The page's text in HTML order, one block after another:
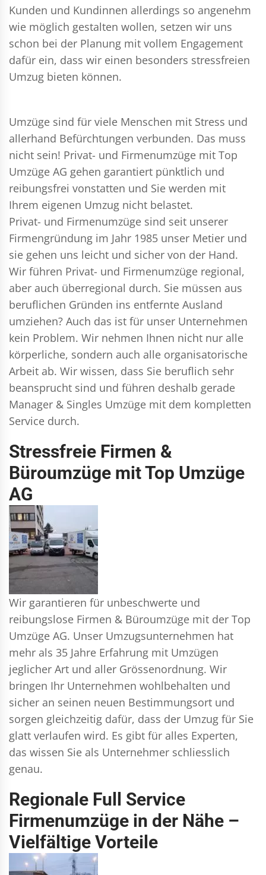
Kunden und Kundinnen allerdings so angenehm
wie möglich gestalten wollen, setzen wir uns
schon bei der Planung mit vollem Engagement
dafür ein, dass wir einen besonders stressfreien
Umzug bieten können.
Umzüge sind für viele Menschen mit Stress und
allerhand Befürchtungen verbunden. Das muss
nicht sein! Privat- und Firmenumzüge mit Top
Umzüge AG gehen garantiert pünktlich und
reibungsfrei vonstatten und Sie werden mit
Ihrem eigenen Umzug nicht belastet.
Privat- und Firmenumzüge sind seit unserer
Firmengründung im Jahr 1985 unser Metier und
sie gehen uns leicht und sicher von der Hand.
Wir führen Privat- und Firmenumzüge regional,
aber auch überregional durch. Sie müssen aus
beruflichen Gründen ins entfernte Ausland
umziehen? Auch das ist für unser Unternehmen
kein Problem. Wir nehmen Ihnen nicht nur alle
körperliche, sondern auch alle organisatorische
Arbeit ab. Wir wissen, dass Sie beruflich sehr
beansprucht sind und führen deshalb gerade
Manager & Singles Umzüge mit dem kompletten
Service durch.
Stressfreie Firmen &
Büroumzüge mit Top Umzüge
AG
Wir garantieren für unbeschwerte und
reibungslose Firmen & Büroumzüge mit der Top
Umzüge AG. Unser Umzugsunternehmen hat
mehr als 35 Jahre Erfahrung mit Umzügen
jeglicher Art und aller Grössenordnung. Wir
bringen Ihr Unternehmen wohlbehalten und
sicher an seinen neuen Bestimmungsort und
sorgen gleichzeitig dafür, dass der Umzug für Sie
glatt verlaufen wird. Es gibt für alles Experten,
das wissen Sie als Unternehmer schliesslich
genau.
Regionale Full Service
Firmenumzüge in der Nähe –
Vielfältige Vorteile